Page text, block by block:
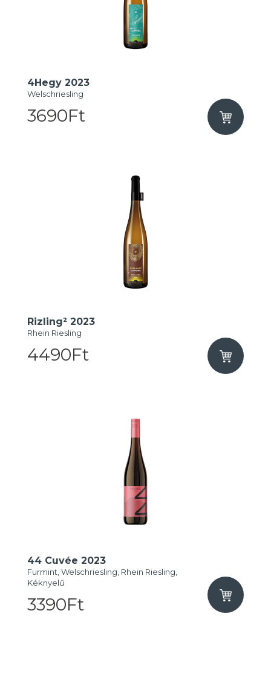
4Hegy 2023
Welschriesling
3690Ft
Rizling² 2023
Rhein Riesling
4490Ft
44 Cuvée 2023
Furmint, Welschriesling, Rhein Riesling,
Kéknyelű
3390Ft